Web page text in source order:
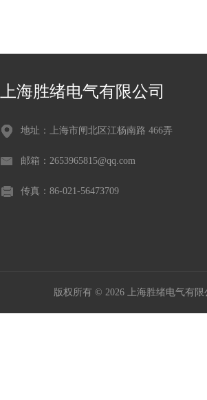
上海胜绪电气有限公司
地址：上海市闸北区江杨南路 466弄
邮箱：2653965815@qq.com
传真：86-021-56473709
版权所有 © 2026 上海胜绪电气有